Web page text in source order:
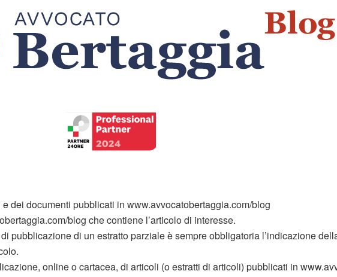
dei documenti pubblicati in www.avvocatobertaggia.com/blog
blog che contiene l’articolo di interesse.
pubblicazione di un estratto parziale è sempre obbligatoria l’indicazione
online o cartacea, di articoli (o estratti di articoli) pubblicati in